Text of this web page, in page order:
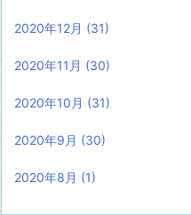
2020年12月 (31)
2020年11月 (30)
2020年10月 (31)
2020年9月 (30)
2020年8月 (1)